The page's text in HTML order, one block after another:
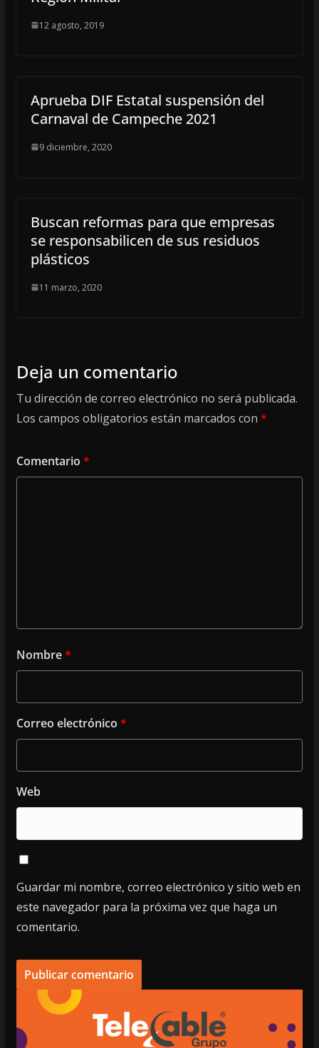
12 agosto, 2019
Aprueba DIF Estatal suspensión del
Carnaval de Campeche 2021
9 diciembre, 2020
Buscan reformas para que empresas
se responsabilicen de sus residuos
plásticos
11 marzo, 2020
Deja un comentario
Tu dirección de correo electrónico no será publicada.
Los campos obligatorios están marcados con *
Comentario *
Nombre*
Correo electrónico *
Web
Guardar mi nombre, correo electrónico y sitio web en
este navegador para la próxima vez que haga un
comentario.